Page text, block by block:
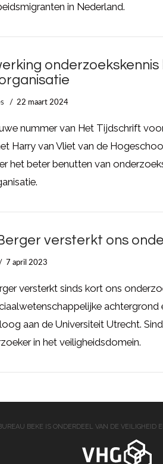
in Nederland.
onderzoekskennis
22 maart 2024
nummer van Het Tijdschrift
Harry van Vliet van de
het beter benutten van
versterkt ons
7 april 2023
versterkt sinds kort ons
achtergrond
aan de Universiteit Utrecht.
in het veiligheidsdomein.
BEKE IS ONDERDEEL VAN DE VEILIGHEID